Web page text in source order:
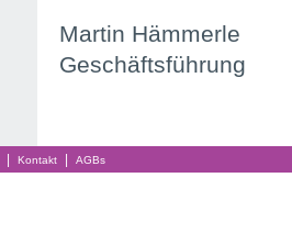
Martin Hämmerle
Geschäftsführung
Kontakt AGBs